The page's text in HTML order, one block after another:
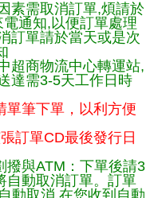
素需取消訂單,煩請於
通知,以便訂單處理
訂單請於當天或是次
超商物流中心轉運站,
達需3-5天工作日時
單筆下單，以利方便
訂單CD最後發行日
撥與ATM：下單後請3
自動取消訂單。訂單